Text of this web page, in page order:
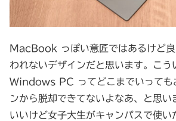
MacBook っぽい意匠ではあるけど
われないデザインだと思います。こう
Windows PC ってどこまでいっても
ンから脱却できてないよなあ、と思い
いいけど女子大生がキャンパスで使